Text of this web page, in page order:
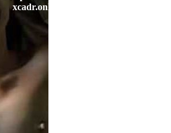
xcadr.online